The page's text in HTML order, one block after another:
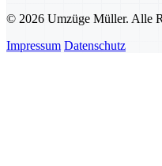
© 2026 Umzüge Müller. Alle
Impressum Datenschutz